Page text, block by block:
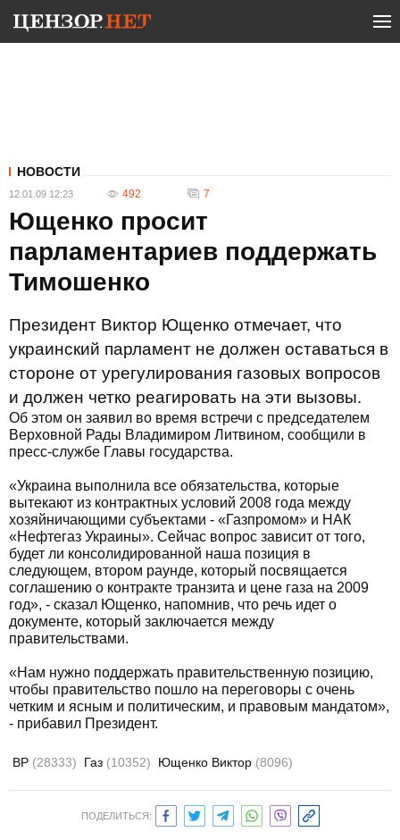
НОВОСТИ
12.01.09 12:23 492 7
Ющенко просит
парламентариев поддержать
Тимошенко
Президент Виктор Ющенко отмечает, что
украинский парламент не должен оставаться в
стороне от урегулирования газовых вопросов
и должен четко реагировать на эти вызовы.
Об этом он заявил во время встречи с председателем
Верховной Рады Владимиром Литвином, сообщили в
пресс-службе Главы государства.
«Украина выполнила все обязательства, которые
вытекают из контрактных условий 2008 года между
хозяйничающими субъектами - «Газпромом» и НАК
«Нефтегаз Украины». Сейчас вопрос зависит от того,
будет ли консолидированной наша позиция в
следующем, втором раунде, который посвящается
соглашению о контракте транзита и цене газа на 2009
год», - сказал Ющенко, напомнив, что речь идет о
документе, который заключается между
правительствами.
«Нам нужно поддержать правительственную позицию,
чтобы правительство пошло на переговоры с очень
четким и ясным и политическим, и правовым мандатом»,
- прибавил Президент.
ВР (28333) Газ (10352) Ющенко Виктор (8096)
ПОДЕЛИТЬСЯ: